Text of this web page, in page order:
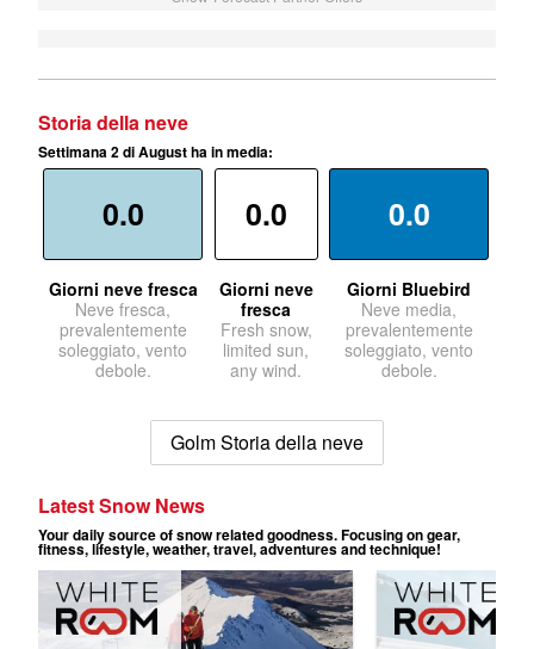
Storia della neve
Settimana 2 di August ha in media:
0.0
Giorni neve fresca
Neve fresca,
prevalentemente
soleggiato, vento
debole.
0.0
Giorni neve
fresca
Fresh snow,
limited sun,
any wind.
0.0
Giorni Bluebird
Neve media,
prevalentemente
soleggiato, vento
debole.
Golm Storia della neve